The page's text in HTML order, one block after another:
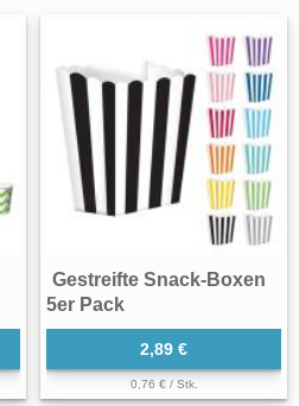
Gestreifte Snack-Boxen
5er Pack
2,89 €
0,76 € / Stk.